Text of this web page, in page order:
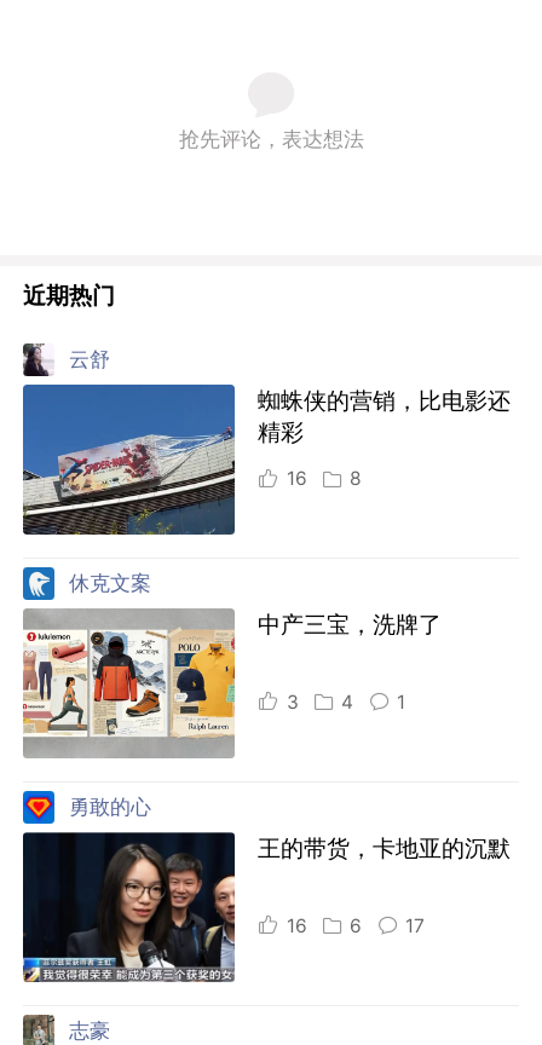
抢先评论，表达想法
近期热门
云舒
蜘蛛侠的营销，比电影还
精彩
16 8
休克文案
中产三宝，洗牌了
3 4 1
勇敢的心
王的带货，卡地亚的沉默
16 6 17
志豪